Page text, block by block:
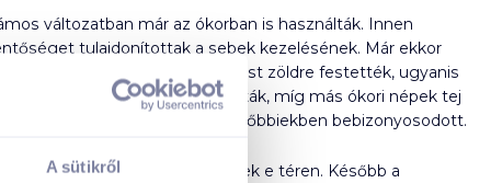
A sütikről
változatban már az ókorban is használták. Innen
tulajdonítottak a sebek kezelésének. Már ekkor
is. Előfordult, hogy a kötést zöldre festették, ugyanis
zsiradékok keverékét használták, míg más ókori népek tej
antibakteriális hatása a későbbiekben bebizonyosodott.
tapasztalattal rendelkeztek e téren. Később a